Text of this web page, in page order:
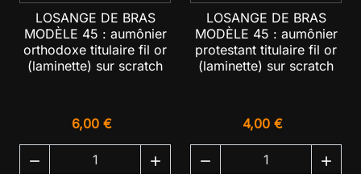
LOSANGE DE BRAS
MODÈLE 45 : aumônier
orthodoxe titulaire fil or
(laminette) sur scratch
6,00 €
 
LOSANGE DE BRAS
MODÈLE 45 : aumônier
protestant titulaire fil or
(laminette) sur scratch
4,00 €
 